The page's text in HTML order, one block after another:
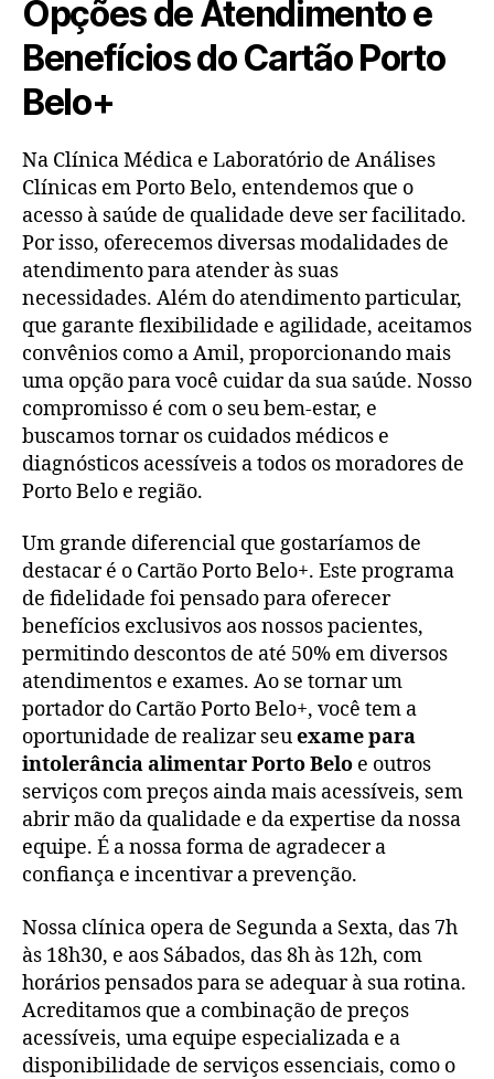
Opções de Atendimento e
Benefícios do Cartão Porto
Belo+
Na Clínica Médica e Laboratório de Análises
Clínicas em Porto Belo, entendemos que o
acesso à saúde de qualidade deve ser facilitado.
Por isso, oferecemos diversas modalidades de
atendimento para atender às suas
necessidades. Além do atendimento particular,
que garante flexibilidade e agilidade, aceitamos
convênios como a Amil, proporcionando mais
uma opção para você cuidar da sua saúde. Nosso
compromisso é com o seu bem-estar, e
buscamos tornar os cuidados médicos e
diagnósticos acessíveis a todos os moradores de
Porto Belo e região.
Um grande diferencial que gostaríamos de
destacar é o Cartão Porto Belo+. Este programa
de fidelidade foi pensado para oferecer
benefícios exclusivos aos nossos pacientes,
permitindo descontos de até 50% em diversos
atendimentos e exames. Ao se tornar um
portador do Cartão Porto Belo+, você tem a
oportunidade de realizar seuexame para
intolerância alimentar Porto Belo e outros
serviços com preços ainda mais acessíveis, sem
abrir mão da qualidade e da expertise da nossa
equipe. É a nossa forma de agradecer a
confiança e incentivar a prevenção.
Nossa clínica opera de Segunda a Sexta, das 7h
às 18h30, e aos Sábados, das 8h às 12h, com
horários pensados para se adequar à sua rotina.
Acreditamos que a combinação de preços
acessíveis, uma equipe especializada e a
disponibilidade de serviços essenciais, como o